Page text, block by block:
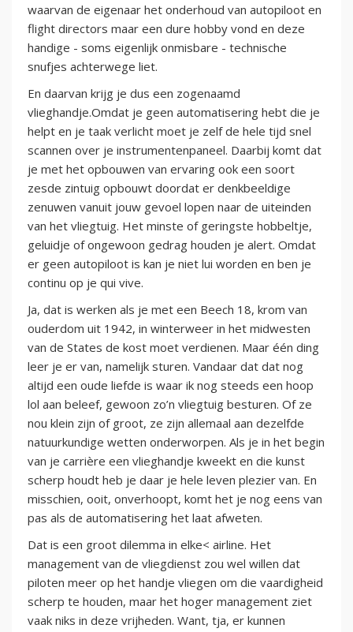
waarvan de eigenaar het onderhoud van autopiloot en
flight directors maar een dure hobby vond en deze
handige - soms eigenlijk onmisbare - technische
snufjes achterwege liet.
En daarvan krijg je dus een zogenaamd
vlieghandje.Omdat je geen automatisering hebt die je
helpt en je taak verlicht moet je zelf de hele tijd snel
scannen over je instrumentenpaneel. Daarbij komt dat
je met het opbouwen van ervaring ook een soort
zesde zintuig opbouwt doordat er denkbeeldige
zenuwen vanuit jouw gevoel lopen naar de uiteinden
van het vliegtuig. Het minste of geringste hobbeltje,
geluidje of ongewoon gedrag houden je alert. Omdat
er geen autopiloot is kan je niet lui worden en ben je
continu op je qui vive.
Ja, dat is werken als je met een Beech 18, krom van
ouderdom uit 1942, in winterweer in het midwesten
van de States de kost moet verdienen. Maar één ding
leer je er van, namelijk sturen. Vandaar dat dat nog
altijd een oude liefde is waar ik nog steeds een hoop
lol aan beleef, gewoon zo’n vliegtuig besturen. Of ze
nou klein zijn of groot, ze zijn allemaal aan dezelfde
natuurkundige wetten onderworpen. Als je in het begin
van je carrière een vlieghandje kweekt en die kunst
scherp houdt heb je daar je hele leven plezier van. En
misschien, ooit, onverhoopt, komt het je nog eens van
pas als de automatisering het laat afweten.
Dat is een groot dilemma in elke< airline. Het
management van de vliegdienst zou wel willen dat
piloten meer op het handje vliegen om die vaardigheid
scherp te houden, maar het hoger management ziet
vaak niks in deze vrijheden. Want, tja, er kunnen